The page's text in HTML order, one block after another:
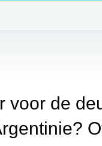
voor de